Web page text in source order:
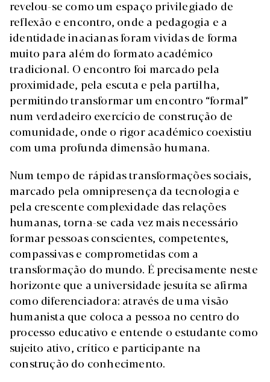
revelou-se como um espaço privilegiado de
reflexão e encontro, onde a pedagogia e a
identidade inacianas foram vividas de forma
muito para além do formato académico
tradicional. O encontro foi marcado pela
proximidade, pela escuta e pela partilha,
permitindo transformar um encontro “formal”
num verdadeiro exercício de construção de
comunidade, onde o rigor académico coexistiu
com uma profunda dimensão humana.
Num tempo de rápidas transformações sociais,
marcado pela omnipresença da tecnologia e
pela crescente complexidade das relações
humanas, torna-se cada vez mais necessário
formar pessoas conscientes, competentes,
compassivas e comprometidas com a
transformação do mundo. É precisamente neste
horizonte que a universidade jesuíta se afirma
como diferenciadora: através de uma visão
humanista que coloca a pessoa no centro do
processo educativo e entende o estudante como
sujeito ativo, crítico e participante na
construção do conhecimento.